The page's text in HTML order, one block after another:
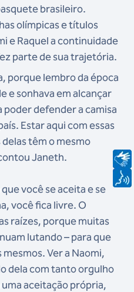
brasileiro.
olímpicas e títulos
e Raquel a continuidade
parte de sua trajetória.
porque lembro da época
e sonhava em alcançar
poder defender a camisa
Estar aqui com essas
têm o mesmo
Janeth.
você se aceita e se
você fica livre. O
raízes, porque muitas
lutando – para que
Ver a Naomi,
dela com tanto orgulho
aceitação própria,